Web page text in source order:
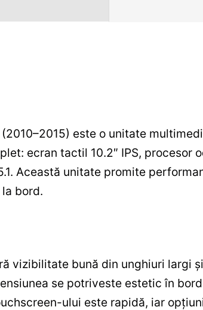
este o unitate
ecran tactil 10.2″ IPS, procesor
Această unitate promite
bord.
vizibilitate bună din unghiuri largi
se potriveste estetic în
ului este rapidă, iar